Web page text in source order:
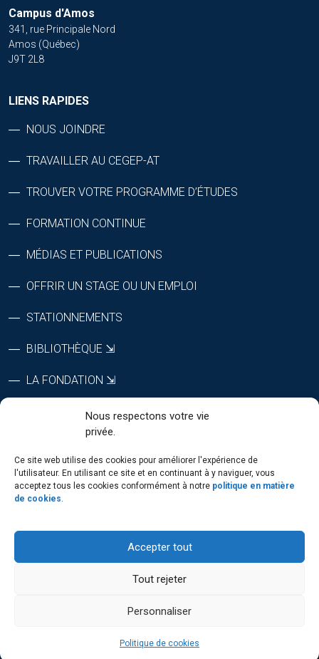
Nous respectons votre vie
privée.
Ce site web utilise des cookies pour améliorer l'expérience de
l'utilisateur. En utilisant ce site et en continuant à y naviguer, vous
acceptez tous les cookies conformément à notre politique en matière
de cookies.
Accepter tout
Tout rejeter
Personnaliser
Politique de cookies
Campus d'Amos
341, rue Principale Nord
Amos (Québec)
J9T 2L8
LIENS RAPIDES
NOUS JOINDRE
TRAVAILLER AU CEGEP-AT
TROUVER VOTRE PROGRAMME D’ÉTUDES
FORMATION CONTINUE
MÉDIAS ET PUBLICATIONS
OFFRIR UN STAGE OU UN EMPLOI
STATIONNEMENTS
BIBLIOTHÈQUE ⇲
LA FONDATION ⇲